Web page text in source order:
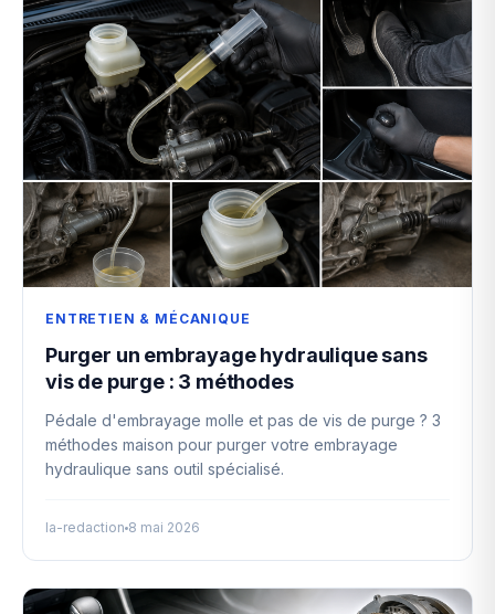
ENTRETIEN & MÉCANIQUE
Purger un embrayage hydraulique sans
vis de purge : 3 méthodes
Pédale d'embrayage molle et pas de vis de purge ? 3
méthodes maison pour purger votre embrayage
hydraulique sans outil spécialisé.
la-redaction 8 mai 2026